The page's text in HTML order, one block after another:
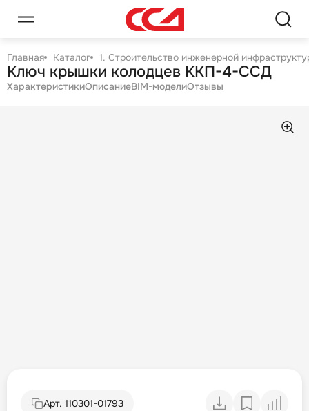
Главная Каталог 1. Строительство инженерной
Ключ крышки колодцев ККП-4-ССД
ХарактеристикиОписаниеBIM-моделиОтзывы
Арт. 110301-01793